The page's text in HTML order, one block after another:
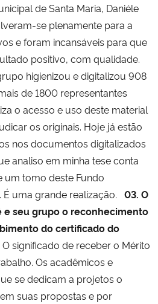
de Santa Maria, Daniéle
se plenamente para a
e foram incansáveis para que
positivo, com qualidade.
higienizou e digitalizou 908
de 1800 representantes
o acesso e uso deste material
os originais. Hoje já estão
nos documentos digitalizados
analiso em minha tese conta
tomo deste Fundo
uma grande realização. 03. O
e seu grupo o reconhecimento
do certificado do
O significado de receber o Mérito
Os acadêmicos e
se dedicam a projetos o
suas propostas e por